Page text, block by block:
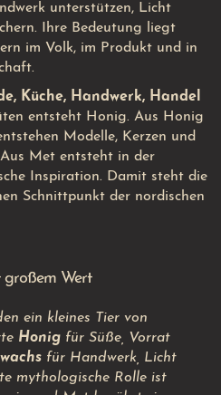
unterstützen, Licht
Ihre Bedeutung liegt
im Volk, im Produkt und in
Küche, Handwerk, Handel
entsteht Honig. Aus Honig
Modelle, Kerzen und
Met entsteht in der
Inspiration. Damit steht die
Schnittpunkt der nordischen
großem Wert
ein kleines Tier von
Honig für Süße, Vorrat
für Handwerk, Licht
mythologische Rolle ist